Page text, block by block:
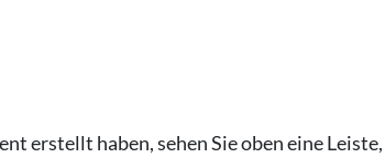
erstellt haben, sehen Sie oben eine